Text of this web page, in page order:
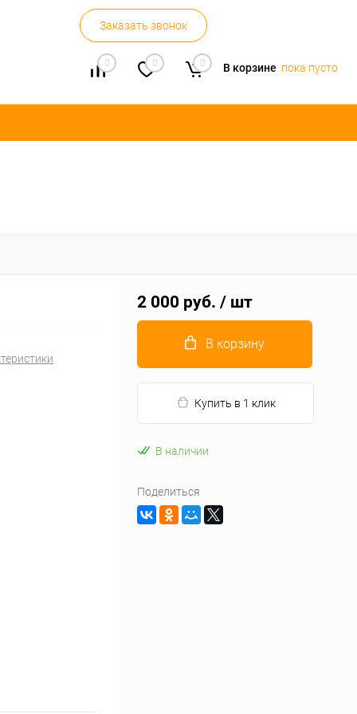
Заказать звонок
0 0 0 В корзине пока пусто
2 000 руб. / шт
В корзину
Купить в 1 клик
В наличии
Поделиться